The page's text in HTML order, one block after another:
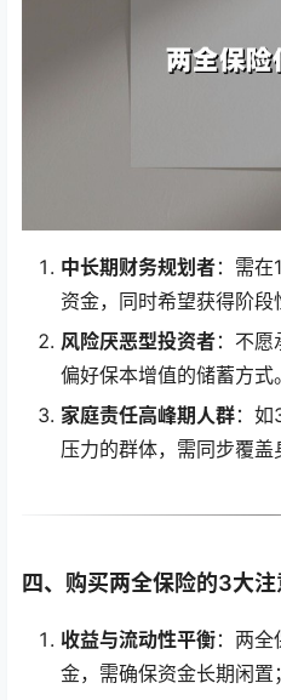
中长期财务规划者：需
资金，同时希望获得阶段
风险厌恶型投资者：不愿
偏好保本增值的储蓄方式。
家庭责任高峰期人群：
压力的群体，需同步覆盖
四、购买两全保险的3大
收益与流动性平衡：两
金，需确保资金长期闲置；